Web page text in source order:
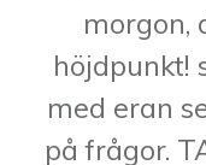
morgon,
höjdpunkt!
med eran
på frågor.